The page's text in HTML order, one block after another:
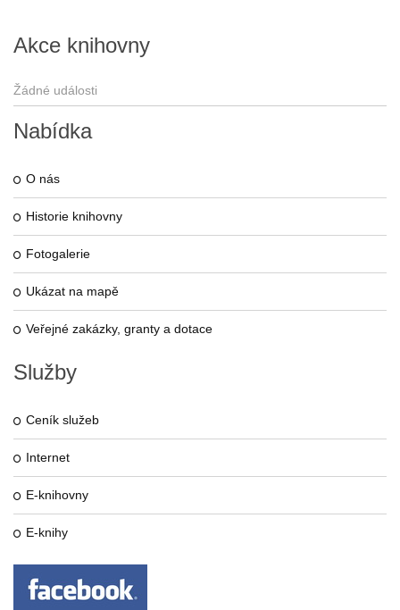
Akce knihovny
Žádné události
Nabídka
O nás
Historie knihovny
Fotogalerie
Ukázat na mapě
Veřejné zakázky, granty a dotace
Služby
Ceník služeb
Internet
E-knihovny
E-knihy